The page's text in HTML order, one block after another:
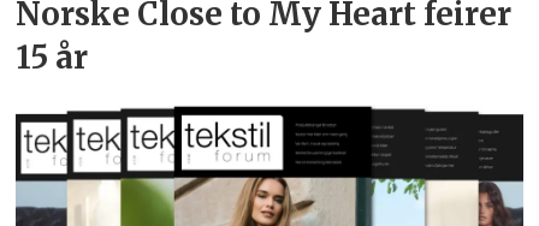
Norske Close to My Heart feirer
15 år